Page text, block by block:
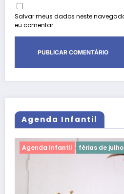
Salvar meus dados neste
eu comentar.
Agenda Infantil
Agenda Infantil shopping